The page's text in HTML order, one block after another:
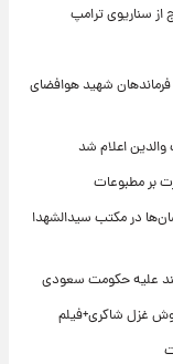
از سناریوی ترامپ
شهید هوافضای
اعلام شد
بر مطبوعات
در مکتب سیدالشهدا
علیه حکومت سعودی
غزل شاکری+فیلم